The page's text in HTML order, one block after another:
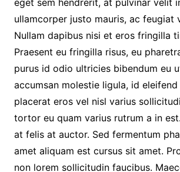
eget sem hendrerit, at pulvinar velit
ullamcorper justo mauris, ac feugiat
Nullam dapibus nisi et eros fringilla
Praesent eu fringilla risus, eu
purus id odio ultricies bibendum eu
accumsan molestie ligula, id
placerat eros vel nisl varius
tortor eu quam varius rutrum a in
at felis at auctor. Sed fermentum
amet aliquam est cursus sit amet.
non lorem sollicitudin faucibus.